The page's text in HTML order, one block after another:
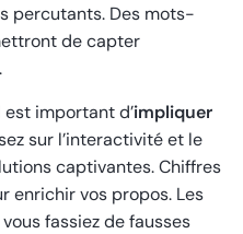
percutants. Des mots-
de capter
important d’impliquer
sur l’interactivité et le
captivantes. Chiffres
enrichir vos propos. Les
fassiez de fausses